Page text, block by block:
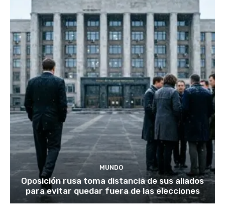
MUNDO
Oposición rusa toma distancia de sus aliados
para evitar quedar fuera de las elecciones